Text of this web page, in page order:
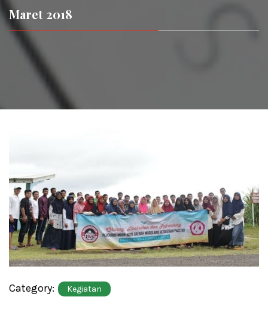
Maret 2018
Category: Kegiatan